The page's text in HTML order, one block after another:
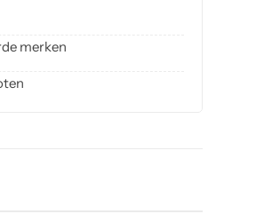
merken